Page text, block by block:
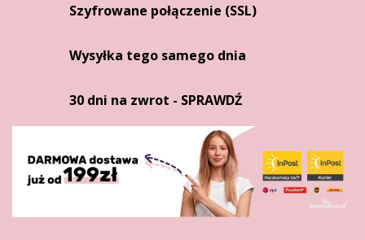
Szyfrowane połączenie (SSL)
Wysyłka tego samego dnia
30 dni na zwrot - SPRAWDŹ